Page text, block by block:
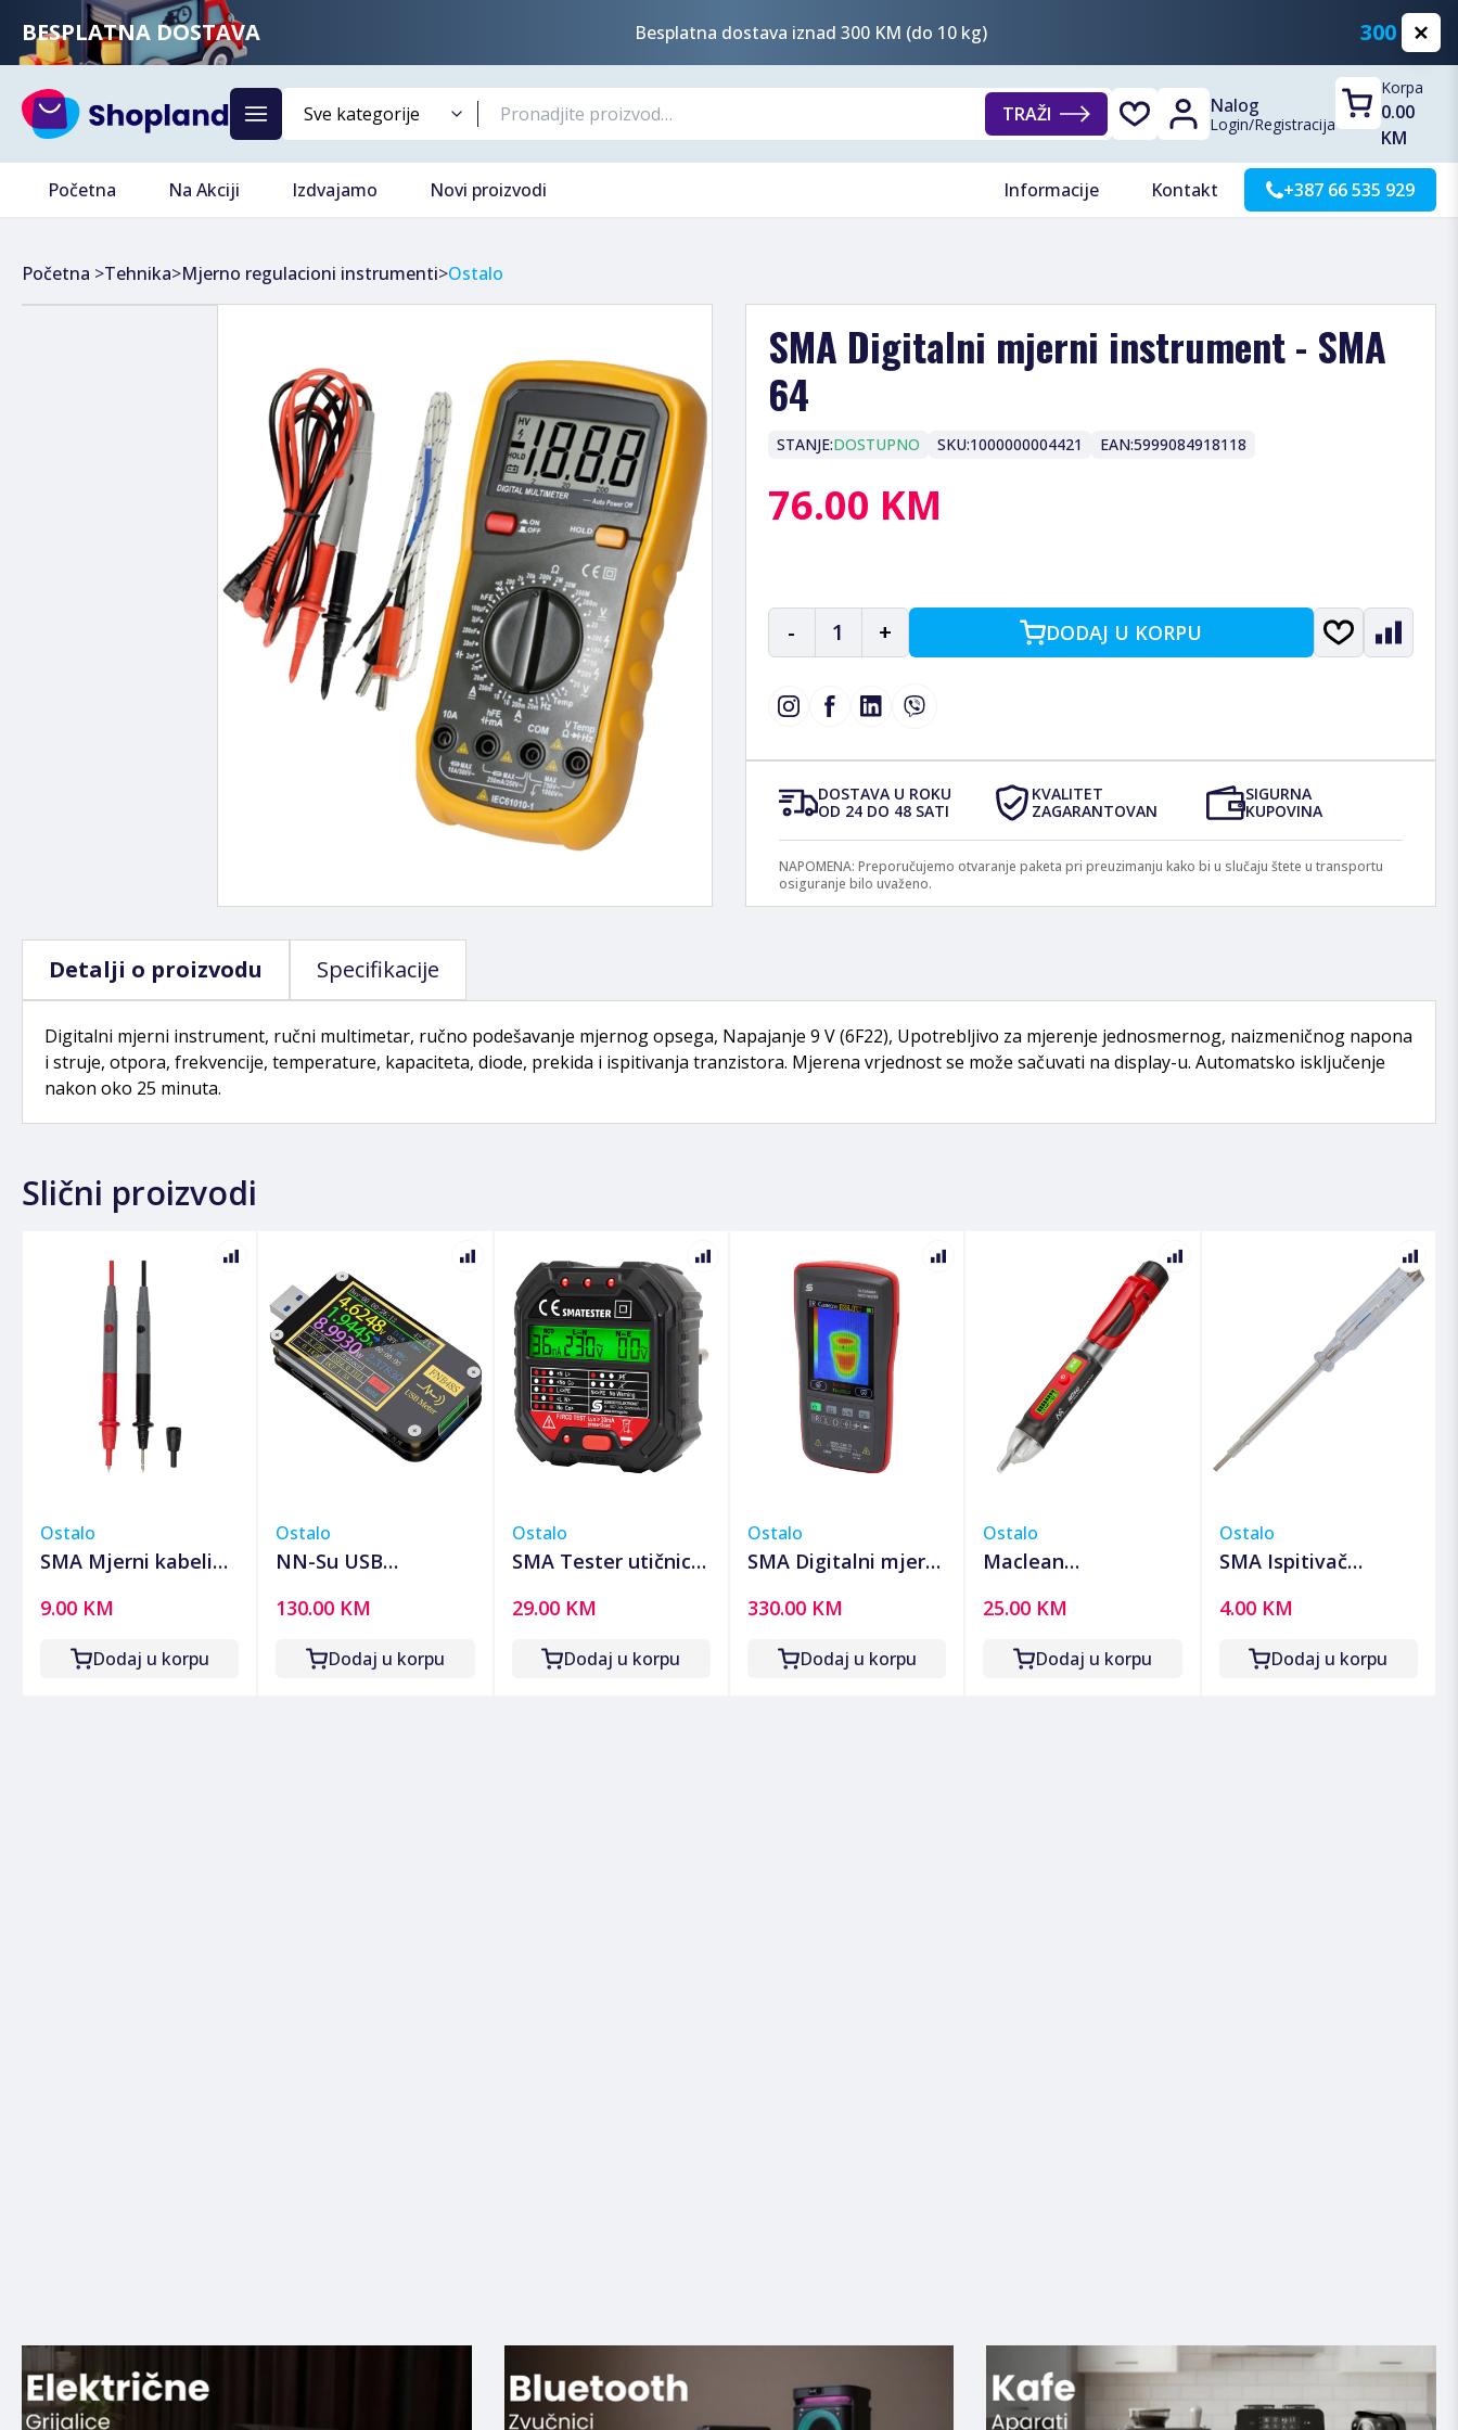
BESPLATNA DOSTAVA Besplatna dostava iznad 300 KM (do 10 kg) 300 KM
TRAŽI Nalog
Login/Registracija
Korpa
0.00
KM
Početna Na Akciji Izdvajamo Novi proizvodi Informacije Kontakt +387 66 535 929
Početna >Tehnika>Mjerno regulacioni instrumenti>Ostalo
SMA Digitalni mjerni instrument - SMA
64
STANJE:DOSTUPNO SKU:1000000004421 EAN:5999084918118
76.00 KM
- 1 + DODAJ U KORPU
DOSTAVA U ROKU
OD 24 DO 48 SATI
KVALITET
ZAGARANTOVAN
SIGURNA
KUPOVINA
NAPOMENA: Preporučujemo otvaranje paketa pri preuzimanju kako bi u slučaju štete u transportu
osiguranje bilo uvaženo.
Detalji o proizvodu Specifikacije
Digitalni mjerni instrument, ručni multimetar, ručno podešavanje mjernog opsega, Napajanje 9 V (6F22), Upotrebljivo za mjerenje jednosmernog, naizmeničnog napona
i struje, otpora, frekvencije, temperature, kapaciteta, diode, prekida i ispitivanja tranzistora. Mjerena vrjednost se može sačuvati na display-u. Automatsko isključenje
nakon oko 25 minuta.
Slični proizvodi
Ostalo
SMA Mjerni kabeli
dužina 90 cm - MZ
SMART
9.00 KM
Dodaj u korpu
Ostalo
NN-Su USB
tester za brzo
punjenje - FNB48S
130.00 KM
Dodaj u korpu
Ostalo
SMA Tester utičnica,
Voltmetar -
SMATESTER
29.00 KM
Dodaj u korpu
Ostalo
SMA Digitalni mjerni
termalna kamera,
2.8" TFT LCD -
330.00 KM
Dodaj u korpu
Ostalo
Maclean
detektor napona -
MCE645
25.00 KM
Dodaj u korpu
Ostalo
SMA Ispitivač
FC 20
4.00 KM
Dodaj u korpu